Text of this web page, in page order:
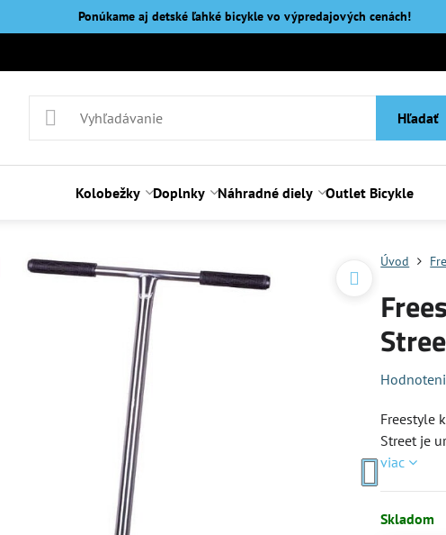
Ponúkame aj detské ľahké bicykle vo výpredajových cenách!
Hľadať
Kolobežky Doplnky Náhradné diely Outlet Bicykle
Úvod
Freestyle
Street je
viac
Skladom